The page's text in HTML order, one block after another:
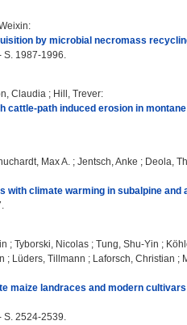
:
by microbial necromass
S. 1987-1996.
Claudia ; Hill, Trever:
cattle-path induced erosion in
Max A. ; Jentsch, Anke ; Deola,
climate warming in subalpine and
; Tyborski, Nicolas ; Tung, Shu‐Yin ;
; Lüders, Tillmann ; Laforsch, Christian ;
maize landraces and modern
S. 2524-2539.